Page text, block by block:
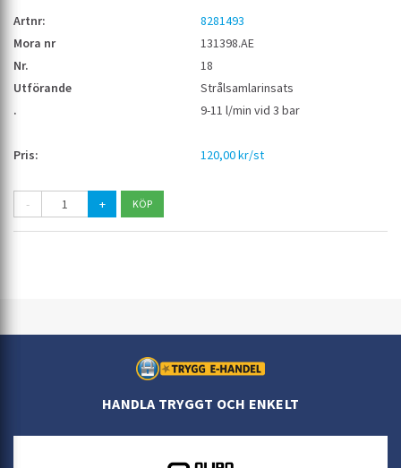
8281493
131398.AE
18
Strålsamlarinsats
9-11 l/min vid 3 bar
120,00 kr/st
- +
HANDLA TRYGGT OCH ENKELT